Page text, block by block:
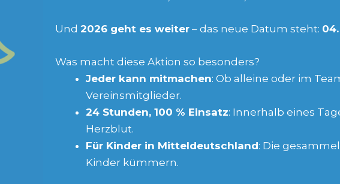
Und 2026 geht es weiter – das neue Datum steht:
Was macht diese Aktion so besonders?
Jeder kann mitmachen: Ob alleine oder im
Vereinsmitglieder.
24 Stunden, 100 % Einsatz: Innerhalb eines
Herzblut.
Für Kinder in Mitteldeutschland: Die
Kinder kümmern.